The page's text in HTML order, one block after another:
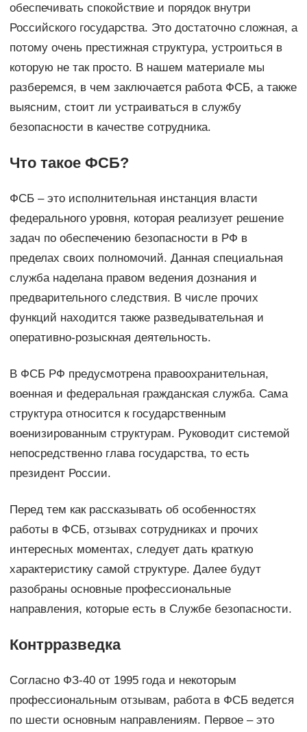
обеспечивать спокойствие и порядок внутри
Российского государства. Это достаточно сложная, а
потому очень престижная структура, устроиться в
которую не так просто. В нашем материале мы
разберемся, в чем заключается работа ФСБ, а также
выясним, стоит ли устраиваться в службу
безопасности в качестве сотрудника.
Что такое ФСБ?
ФСБ – это исполнительная инстанция власти
федерального уровня, которая реализует решение
задач по обеспечению безопасности в РФ в
пределах своих полномочий. Данная специальная
служба наделана правом ведения дознания и
предварительного следствия. В числе прочих
функций находится также разведывательная и
оперативно-розыскная деятельность.
В ФСБ РФ предусмотрена правоохранительная,
военная и федеральная гражданская служба. Сама
структура относится к государственным
военизированным структурам. Руководит системой
непосредственно глава государства, то есть
президент России.
Перед тем как рассказывать об особенностях
работы в ФСБ, отзывах сотрудниках и прочих
интересных моментах, следует дать краткую
характеристику самой структуре. Далее будут
разобраны основные профессиональные
направления, которые есть в Службе безопасности.
Контрразведка
Согласно ФЗ-40 от 1995 года и некоторым
профессиональным отзывам, работа в ФСБ ведется
по шести основным направлениям. Первое – это